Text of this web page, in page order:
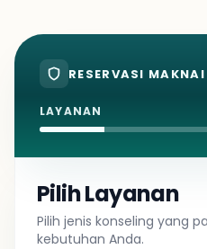
RESERVASI MAKNAI
LAYANAN
Pilih Layanan
Pilih jenis konseling yang
kebutuhan Anda.